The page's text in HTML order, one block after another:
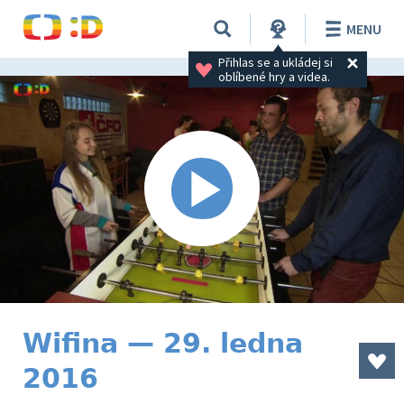
Přihlas se a ukládej si
oblíbené hry a videa.
MENU
Wifina — 29. ledna
2016